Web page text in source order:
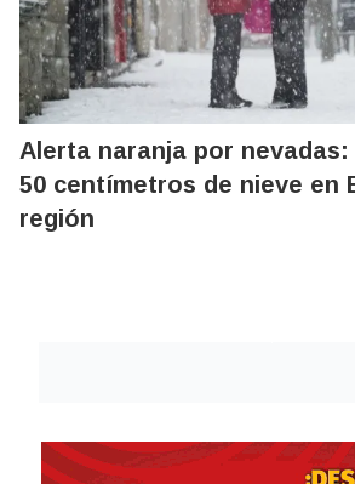
Alerta naranja por
50 centímetros de nieve en
región